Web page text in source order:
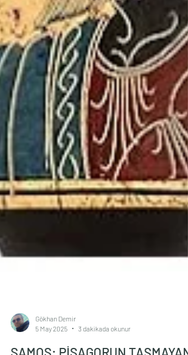
5 May 2025
3 dakikada okunur